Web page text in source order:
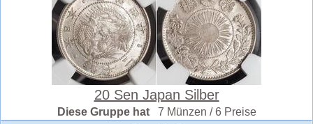
20 Sen Japan Silber
Diese Gruppe hat 7 Münzen / 6 Preise